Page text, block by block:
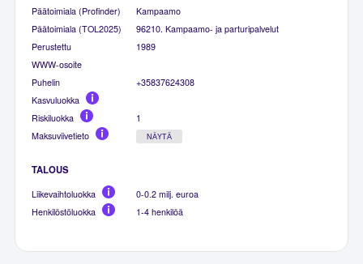
Päätoimiala (Profinder)
Kampaamo
Päätoimiala (TOL2025)
96210. Kampaamo- ja parturipalvelut
Perustettu
1989
WWW-osoite
Puhelin
+35837624308
Kasvuluokka
Riskiluokka
1
Maksuviivetieto
NÄYTÄ
TALOUS
Liikevaihtoluokka
0-0.2 milj. euroa
Henkilöstöluokka
1-4 henkilöä